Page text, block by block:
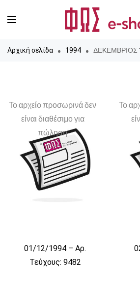
Αρχική σελίδα 1994 ΔΕΚΕΜΒΡΙΟΣ
Το αρχείο προσωρινά δεν
είναι διαθέσιμο για
πώληση
01/12/1994 – Αρ.
Τεύχους: 9482
Το